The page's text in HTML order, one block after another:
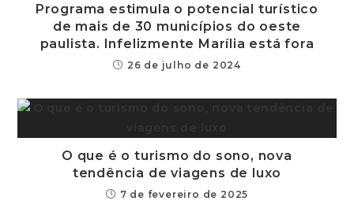
Programa estimula o potencial turístico
de mais de 30 municípios do oeste
paulista. Infelizmente Marília está fora
26 de julho de 2024
O que é o turismo do sono, nova
tendência de viagens de luxo
7 de fevereiro de 2025